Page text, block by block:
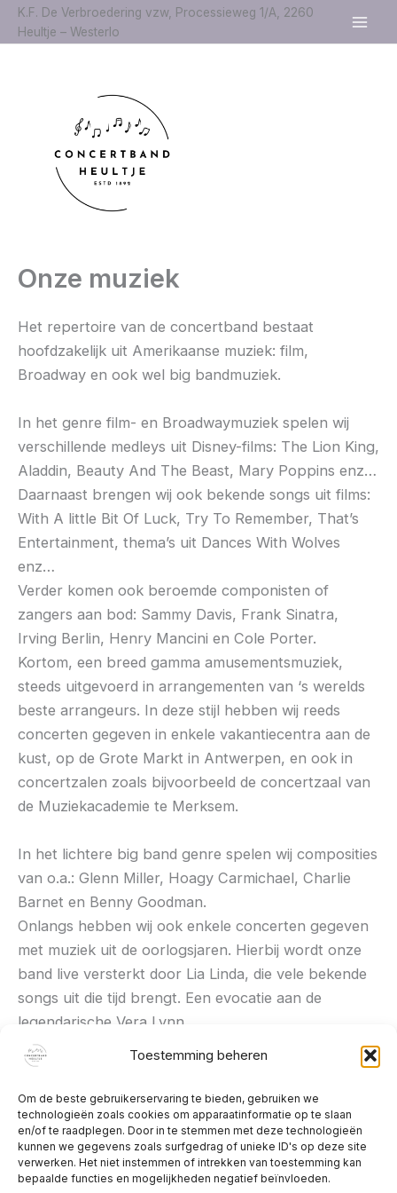
Toestemming beheren
Om de beste gebruikerservaring te bieden, gebruiken we
technologieën zoals cookies om apparaatinformatie op te slaan
en/of te raadplegen. Door in te stemmen met deze technologieën
kunnen we gegevens zoals surfgedrag of unieke ID's op deze site
verwerken. Het niet instemmen of intrekken van toestemming kan
bepaalde functies en mogelijkheden negatief beïnvloeden.
Spring
naar
K.F. De Verbroedering vzw, Processieweg 1/A, 2260
Heultje – Westerlo
Onze muziek
Het repertoire van de concertband bestaat
hoofdzakelijk uit Amerikaanse muziek: film,
Broadway en ook wel big bandmuziek.
In het genre film- en Broadwaymuziek spelen wij
verschillende medleys uit Disney-films: The Lion King,
Aladdin, Beauty And The Beast, Mary Poppins enz…
Daarnaast brengen wij ook bekende songs uit films:
With A little Bit Of Luck, Try To Remember, That’s
Entertainment, thema’s uit Dances With Wolves
enz…
Verder komen ook beroemde componisten of
zangers aan bod: Sammy Davis, Frank Sinatra,
Irving Berlin, Henry Mancini en Cole Porter.
Kortom, een breed gamma amusementsmuziek,
steeds uitgevoerd in arrangementen van ‘s werelds
beste arrangeurs. In deze stijl hebben wij reeds
concerten gegeven in enkele vakantiecentra aan de
kust, op de Grote Markt in Antwerpen, en ook in
concertzalen zoals bijvoorbeeld de concertzaal van
de Muziekacademie te Merksem.
In het lichtere big band genre spelen wij composities
van o.a.: Glenn Miller, Hoagy Carmichael, Charlie
Barnet en Benny Goodman.
Onlangs hebben wij ook enkele concerten gegeven
met muziek uit de oorlogsjaren. Hierbij wordt onze
band live versterkt door Lia Linda, die vele bekende
songs uit die tijd brengt. Een evocatie aan de
legendarische Vera Lynn.
Tot slot brengt de concertband nog ernstige
jazzmuziek bewerkt voor een grotere formatie:
George Gershwin, Duke Ellington, Count Basie, Stan
Kenton en Dave Brubeck.